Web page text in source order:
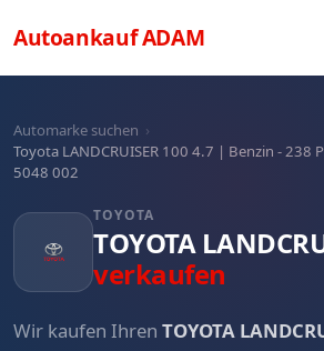
AutoankaufADAM
Automarke suchen ›
Toyota LANDCRUISER 100 4.7 | Benzin - 238
5048 002
TOYOTA
TOYOTA
verkaufen
Wir kaufen Ihren TOYOTA